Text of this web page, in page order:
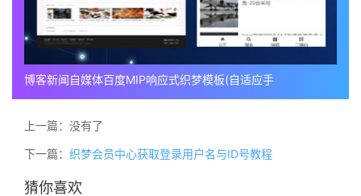
博客新闻自媒体百度MIP响应式织梦模板(自适应手
上一篇：没有了
下一篇： 织梦会员中心获取登录用户名与ID号教程
猜你喜欢